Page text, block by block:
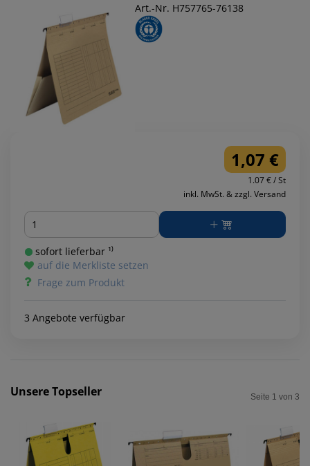
Art.-Nr. H757765-76138
1,07 €
1.07 € / St
inkl. MwSt. & zzgl. Versand
Menge
sofort lieferbar ¹⁾
auf die Merkliste setzen
Frage zum Produkt
3 Angebote verfügbar
Unsere Topseller Seite 1 von 3